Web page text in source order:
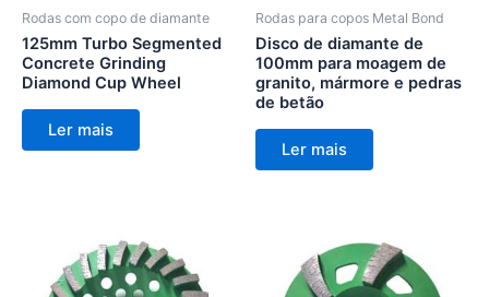
Rodas com copo de diamante
125mm Turbo Segmented
Concrete Grinding
Diamond Cup Wheel
Ler mais
Rodas para copos Metal Bond
Disco de diamante de
100mm para moagem de
granito, mármore e pedras
de betão
Ler mais